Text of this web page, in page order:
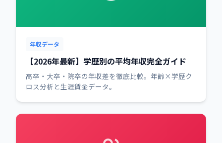
年収データ
【2026年最新】学歴別の平均年収完全ガイド
高卒・大卒・院卒の年収差を徹底比較。年齢×学歴ク
ロス分析と生涯賃金データ。